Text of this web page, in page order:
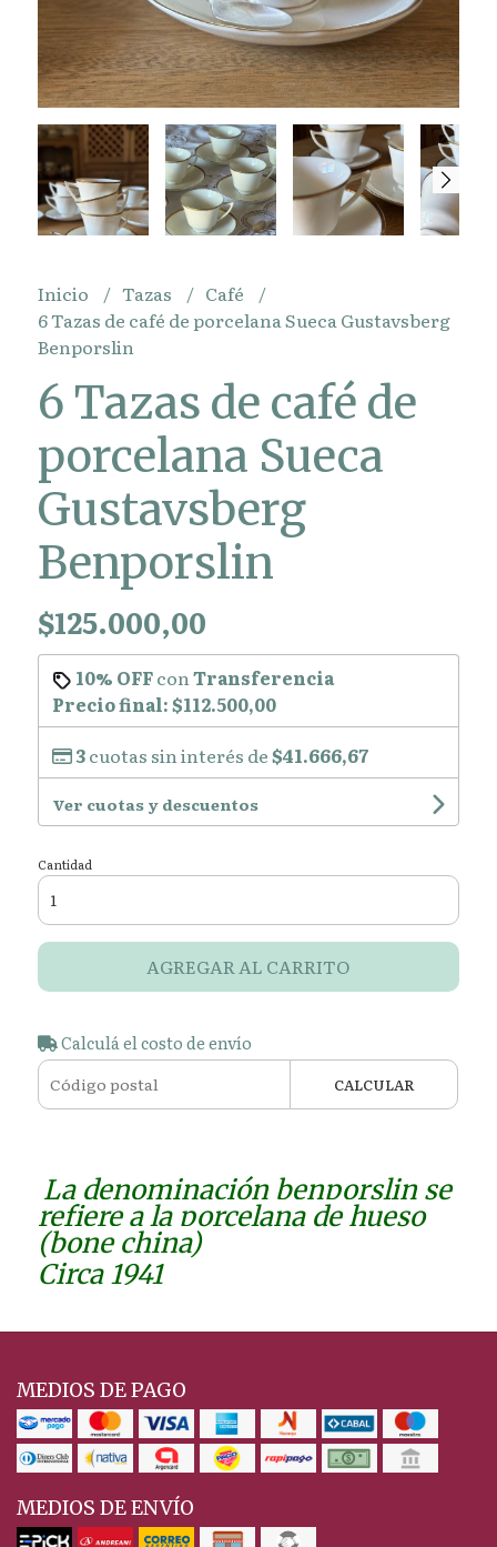
Inicio Tazas
Café
6 Tazas de café de porcelana Sueca Gustavsberg
Benporslin
6 Tazas de café de
porcelana Sueca
Gustavsberg
Benporslin
$125.000,00
10% OFFcon Transferencia
Precio final:$112.500,00
3cuotas sin interés de$41.666,67
Ver cuotas y descuentos
Cantidad
AGREGAR AL CARRITO
Calculá el costo de envío
CALCULAR
La denominación benporslin se
refiere a la porcelana de hueso
(bone china)
Circa 1941
MEDIOS DE PAGO
MEDIOS DE ENVÍO